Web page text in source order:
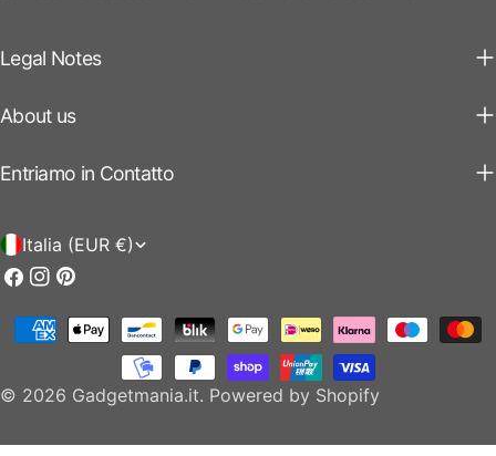
Legal Notes
About us
Entriamo in Contatto
P
a
e
Italia (EUR €)
Facebook
Instagram
Pinterest
© 2026 Gadgetmania.it. Powered by Shopify
Modalità
pagamento